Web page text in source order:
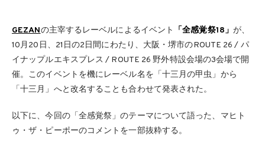
GEZANの主宰するレーベルによるイベント 「全感覚祭18」 が、
10月20日、21日の2日間にわたり、大阪・堺市のROUTE 26 / パ
イナップルエキスプレス / ROUTE 26 野外特設会場の3会場で開
催。このイベントを機にレーベル名を「十三月の甲虫」から
「十三月」へと改名することも合わせて発表された。
以下に、今回の「全感覚祭」のテーマについて語った、マヒト
ゥ・ザ・ピーポーのコメントを一部抜粋する。